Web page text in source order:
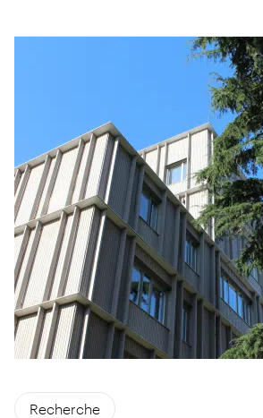
Recherche